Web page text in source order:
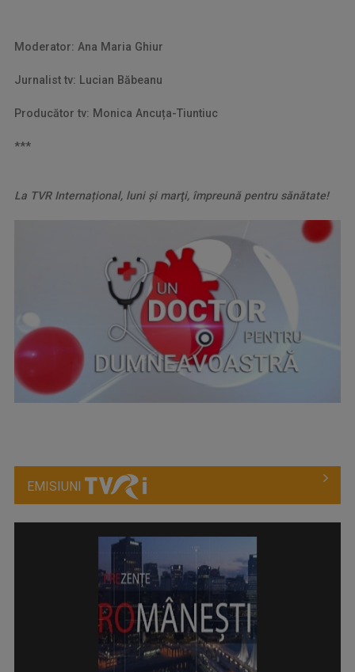
Moderator: Ana Maria Ghiur
Jurnalist tv: Lucian Băbeanu
Producător tv: Monica Ancuța-Tiuntiuc
***
La TVR Internațional, luni şi marţi, împreună pentru sănătate!
EMISIUNI